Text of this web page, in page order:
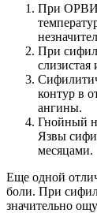
При ОРВИ
При
контур в
ангины.
Гнойный
Язвы
месяцами.
Еще одной
боли. При
значительно